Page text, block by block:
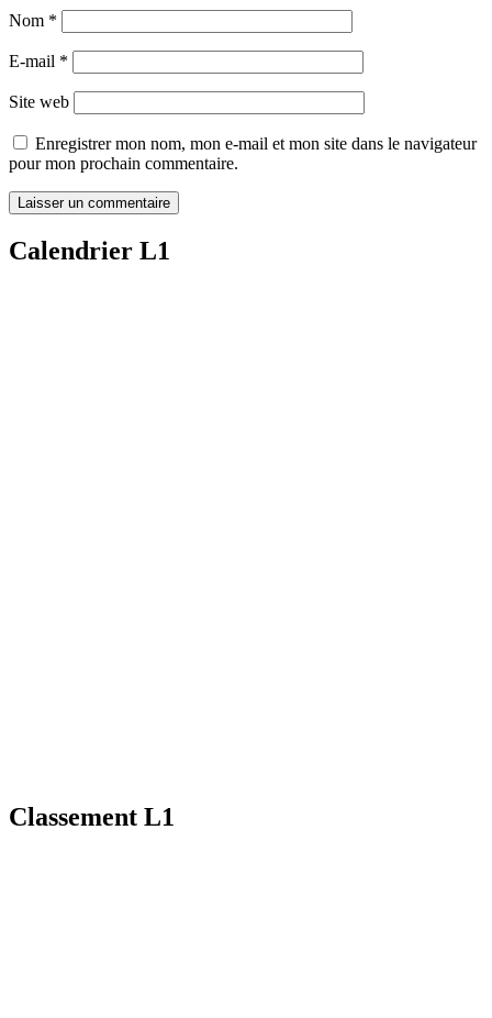
Nom *
E-mail *
Site web
Enregistrer mon nom, mon e-mail et mon site dans le navigateur
pour mon prochain commentaire.
Calendrier L1
Classement L1